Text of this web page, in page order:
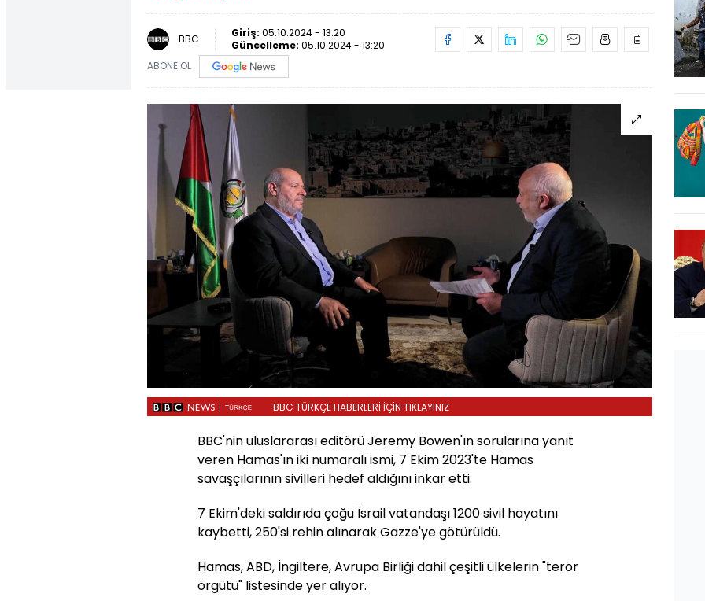
BBC Giriş: 05.10.2024 - 13:20
Güncelleme: 05.10.2024 - 13:20
ABONE OL
BBC TÜRKÇE HABERLERİ İÇİN TIKLAYINIZ
BBC'nin uluslararası editörü Jeremy Bowen'ın sorularına yanıt
veren Hamas'ın iki numaralı ismi, 7 Ekim 2023'te Hamas
savaşçılarının sivilleri hedef aldığını inkar etti.
7 Ekim'deki saldırıda çoğu İsrail vatandaşı 1200 sivil hayatını
kaybetti, 250'si rehin alınarak Gazze'ye götürüldü.
Hamas, ABD, İngiltere, Avrupa Birliği dahil çeşitli ülkelerin "terör
örgütü" listesinde yer alıyor.